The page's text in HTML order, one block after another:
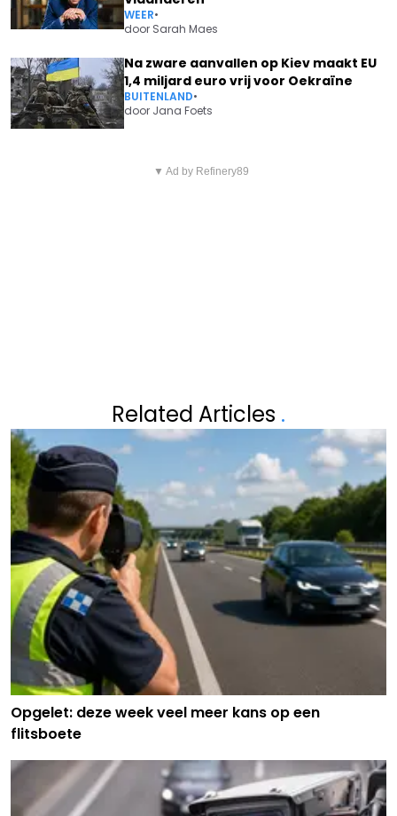
WEER•
door Sarah Maes
Na zware aanvallen op Kiev maakt EU
1,4 miljard euro vrij voor Oekraïne
BUITENLAND•
door Jana Foets
TANK JE BEST VANDAAG NOG?
▼ Ad by Refinery89
Related Articles .
Opgelet: deze week veel meer kans op een
flitsboete